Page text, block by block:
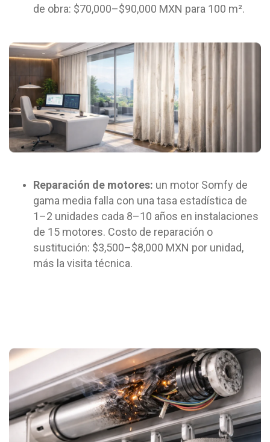
de obra: $70,000–$90,000 MXN para 100 m².
Reparación de motores: un motor Somfy de
gama media falla con una tasa estadística de
1–2 unidades cada 8–10 años en instalaciones
de 15 motores. Costo de reparación o
sustitución: $3,500–$8,000 MXN por unidad,
más la visita técnica.